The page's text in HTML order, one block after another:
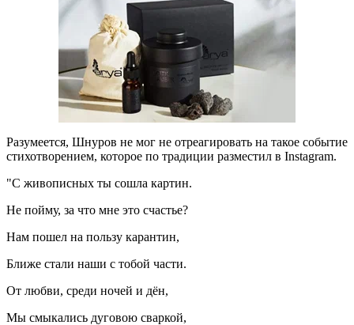
Разумеется, Шнуров не мог не отреагировать на такое событие
стихотворением, которое по традиции разместил в Instagram.
"С живописных ты сошла картин.
Не пойму, за что мне это счастье?
Нам пошел на пользу карантин,
Ближе стали наши с тобой части.
От любви, среди ночей и дён,
Мы смыкались дуговою сваркой,